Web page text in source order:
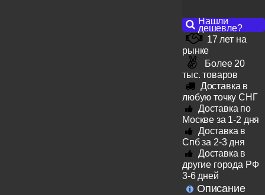
Нашли
дешевле?
17 лет на
рынке
Более 20
тыс. товаров
Доставка в
любую точку СНГ
Доставка по
Москве за 1-2 дня
Доставка в
Спб за 2-3 дня
Доставка в
другие города РФ
3-6 дней
Описание